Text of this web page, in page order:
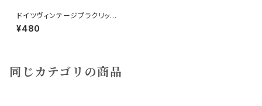
ドイツヴィンテージプラクリップ
3個ちょうちょ128
¥480
同じカテゴリの商品